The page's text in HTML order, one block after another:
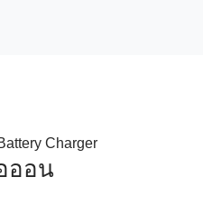
Charger
ออน